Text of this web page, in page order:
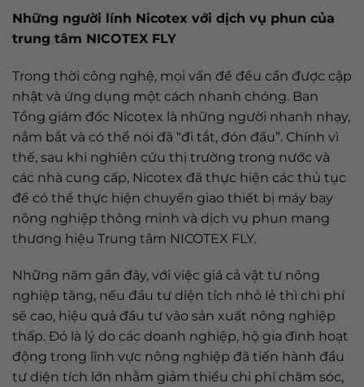
Những người lính Nicotex với dịch vụ phun của
trung tâm NICOTEX FLY
Trong thời công nghệ, mọi vấn đề đều cần được cập
nhật và ứng dụng một cách nhanh chóng. Ban
Tổng giám đốc Nicotex là những người nhanh nhạy,
nắm bắt và có thể nói đã “đi tắt, đón đầu”. Chính vì
thế, sau khi nghiên cứu thị trường trong nước và
các nhà cung cấp, Nicotex đã thực hiện các thủ tục
để có thể thực hiện chuyển giao thiết bị máy bay
nông nghiệp thông minh và dịch vụ phun mang
thương hiệu Trung tâm NICOTEX FLY.
Những năm gần đây, với việc giá cả vật tư nông
nghiệp tăng, nếu đầu tư diện tích nhỏ lẻ thì chi phí
sẽ cao, hiệu quả đầu tư vào sản xuất nông nghiệp
thấp. Đó là lý do các doanh nghiệp, hộ gia đình hoạt
động trong lĩnh vực nông nghiệp đã tiến hành đầu
tư diện tích lớn nhằm giảm thiểu chi phí chăm sóc,